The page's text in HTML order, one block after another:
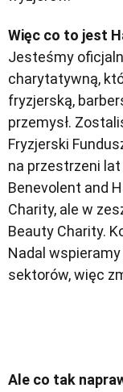
Więc co to jest
Jesteśmy
charytatywną,
fryzjerską,
przemysł.
Fryzjerski
na przestrzeni lat
Benevolent and
Charity, ale w
Beauty Charity.
Nadal
sektorów, więc
Ale co tak